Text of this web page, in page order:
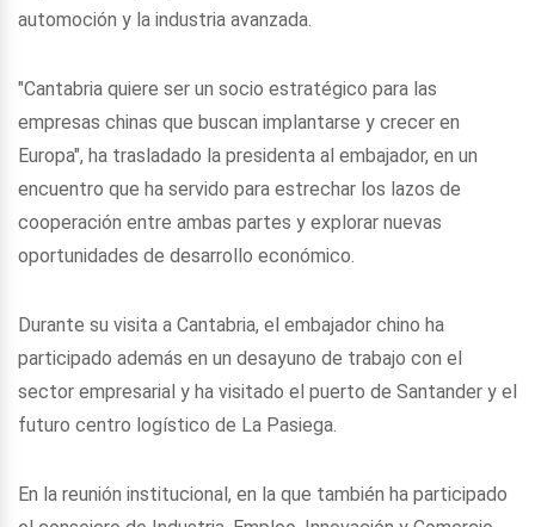
automoción y la industria avanzada.
"Cantabria quiere ser un socio estratégico para las
empresas chinas que buscan implantarse y crecer en
Europa", ha trasladado la presidenta al embajador, en un
encuentro que ha servido para estrechar los lazos de
cooperación entre ambas partes y explorar nuevas
oportunidades de desarrollo económico.
Durante su visita a Cantabria, el embajador chino ha
participado además en un desayuno de trabajo con el
sector empresarial y ha visitado el puerto de Santander y el
futuro centro logístico de La Pasiega.
En la reunión institucional, en la que también ha participado